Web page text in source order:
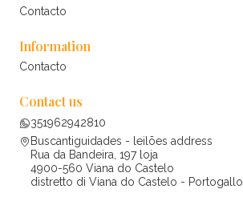
Contacto
Information
Contacto
Contact us
351962942810
Buscantiguidades - leilões address
Rua da Bandeira, 197 loja
4900-560 Viana do Castelo
distretto di Viana do Castelo - Portogallo